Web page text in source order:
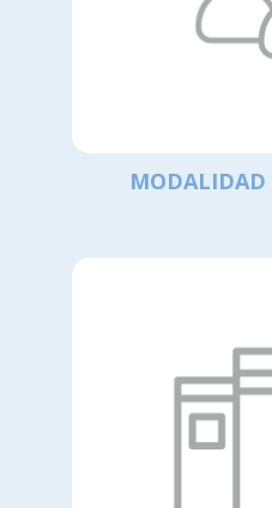
MODALIDAD